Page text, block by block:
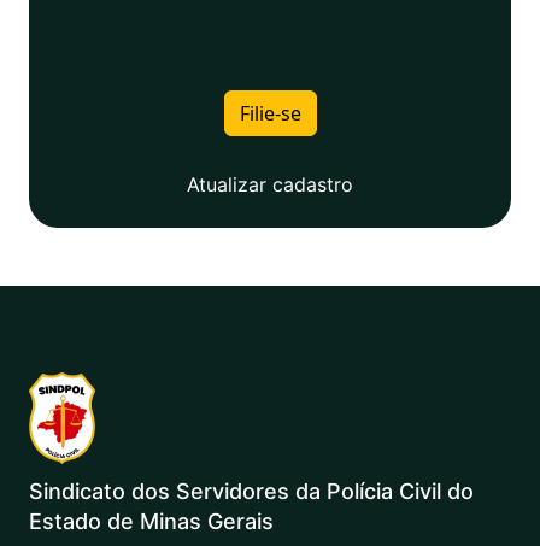
Filie-se
Atualizar cadastro
Sindicato dos Servidores da Polícia Civil do
Estado de Minas Gerais